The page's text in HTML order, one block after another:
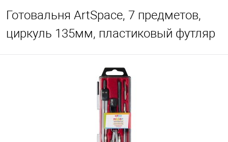
Готовальня ArtSpace, 7 предметов,
циркуль 135мм, пластиковый футляр